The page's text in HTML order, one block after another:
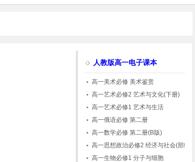
人教版高一电子课本
高一美术必修 美术鉴赏
高一艺术必修2 艺术与文化(下册)
高一艺术必修1 艺术与生活
高一俄语必修 第二册
高一数学必修 第二册(B版)
高一思想政治必修2 经济与社会(部编版)
高一生物必修1 分子与细胞